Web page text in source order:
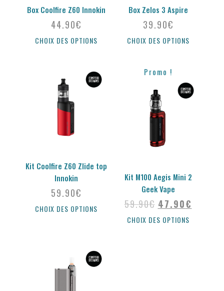
Box Coolfire Z60 Innokin
44.90€
CHOIX DES OPTIONS
Box Zelos 3 Aspire
39.90€
CHOIX DES OPTIONS
Kit Coolfire Z60 Zlide top
Innokin
59.90€
CHOIX DES OPTIONS
Promo !
Kit M100 Aegis Mini 2
Geek Vape
59.90€ 47.90€
CHOIX DES OPTIONS